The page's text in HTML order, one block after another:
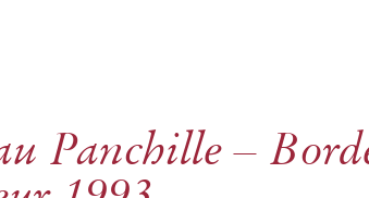
Panchille –